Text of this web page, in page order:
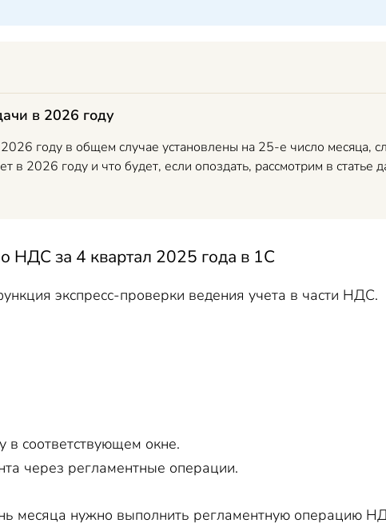
в 2026 году
году в общем случае установлены на 25-е число месяца,
в 2026 году и что будет, если опоздать, рассмотрим в статье
НДС за 4 квартал 2025 года в 1С
экспресс-проверки ведения учета в части НДС.
в соответствующем окне.
через регламентные операции.
месяца нужно выполнить регламентную операцию